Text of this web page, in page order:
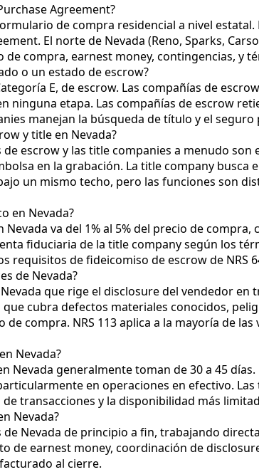
Agreement?
de compra residencial a nivel estatal.
El norte de Nevada (Reno, Sparks,
compra, earnest money, contingencias, y
o un estado de escrow?
E, de escrow. Las compañías de
ninguna etapa. Las compañías de escrow
manejan la búsqueda de título y el
y title en Nevada?
de escrow y las title companies a menudo
en la grabación. La title company
un mismo techo, pero las funciones son
en Nevada?
va del 1% al 5% del precio de
fiduciaria de la title company según los
requisitos de fideicomiso de escrow de NRS
de Nevada?
que rige el disclosure del vendedor
cubra defectos materiales conocidos,
de compra. NRS 113 aplica a la mayoría de
Nevada?
Nevada generalmente toman de 30 a 45
en operaciones en efectivo.
transacciones y la disponibilidad más
Nevada?
Nevada de principio a fin, trabajando
de earnest money, coordinación de
al cierre.